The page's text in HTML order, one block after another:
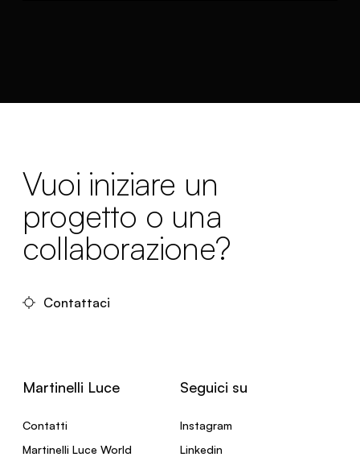
Vuoi iniziare un
progetto o una
collaborazione?
Contattaci
Martinelli Luce
Contatti
Martinelli Luce World
Seguici su
Instagram
Linkedin